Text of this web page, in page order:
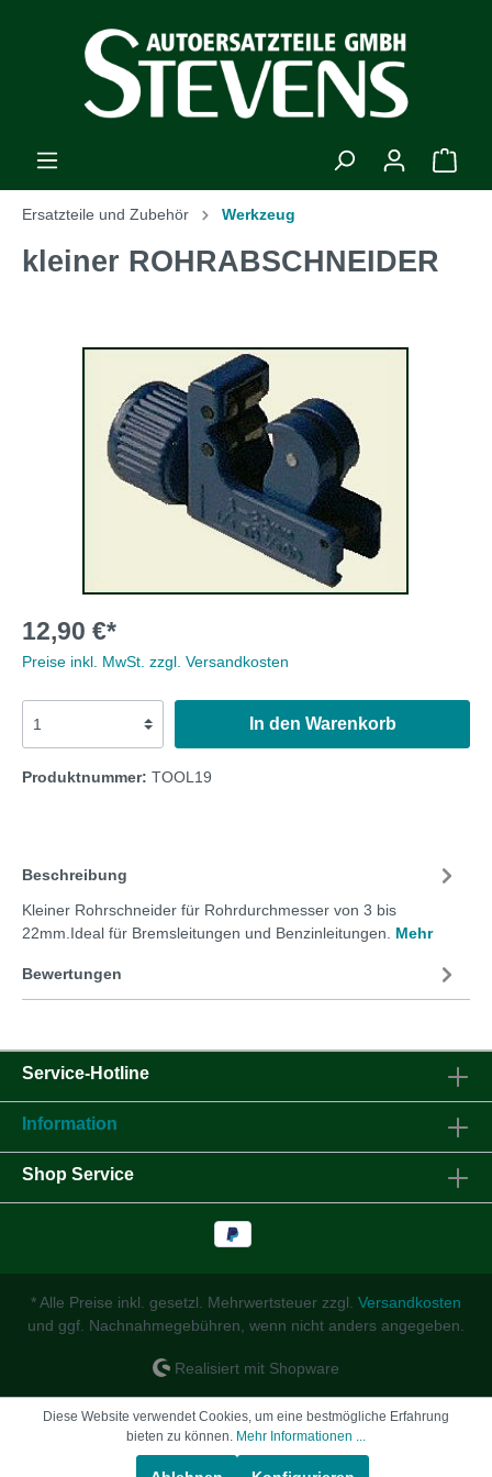
Ersatzteile und Zubehör Werkzeug
kleiner ROHRABSCHNEIDER
12,90 €*
Preise inkl. MwSt. zzgl. Versandkosten
In den Warenkorb
Produktnummer: TOOL19
Beschreibung
Kleiner Rohrschneider für Rohrdurchmesser von 3 bis
22mm.Ideal für Bremsleitungen und Benzinleitungen. Mehr
Bewertungen
Service-Hotline
Information
Shop Service
* Alle Preise inkl. gesetzl. Mehrwertsteuer zzgl. Versandkosten
und ggf. Nachnahmegebühren, wenn nicht anders angegeben.
Realisiert mit Shopware
Diese Website verwendet Cookies, um eine bestmögliche Erfahrung
bieten zu können. Mehr Informationen ...